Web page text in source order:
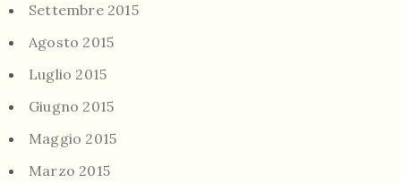
Settembre 2015
Agosto 2015
Luglio 2015
Giugno 2015
Maggio 2015
Marzo 2015